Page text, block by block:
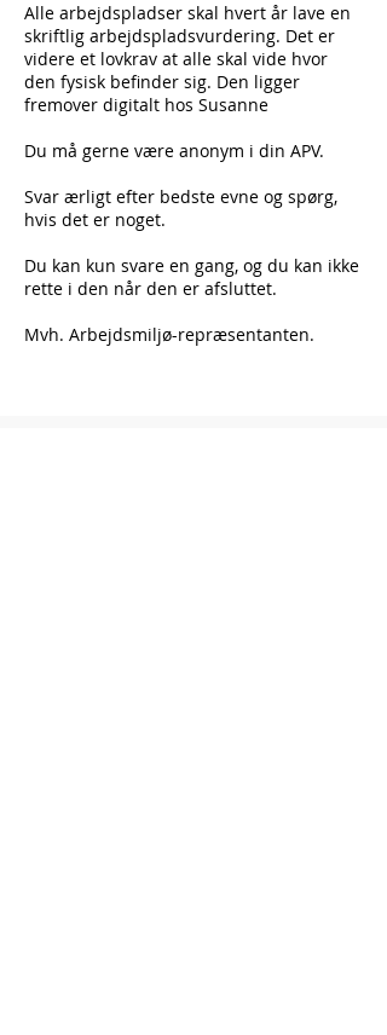
Alle arbejdspladser skal hvert år lave en
skriftlig arbejdspladsvurdering. Det er
videre et lovkrav at alle skal vide hvor
den fysisk befinder sig. Den ligger
fremover digitalt hos Susanne
Du må gerne være anonym i din APV.
Svar ærligt efter bedste evne og spørg,
hvis det er noget.
Du kan kun svare en gang, og du kan ikke
rette i den når den er afsluttet.
Mvh. Arbejdsmiljø-repræsentanten.